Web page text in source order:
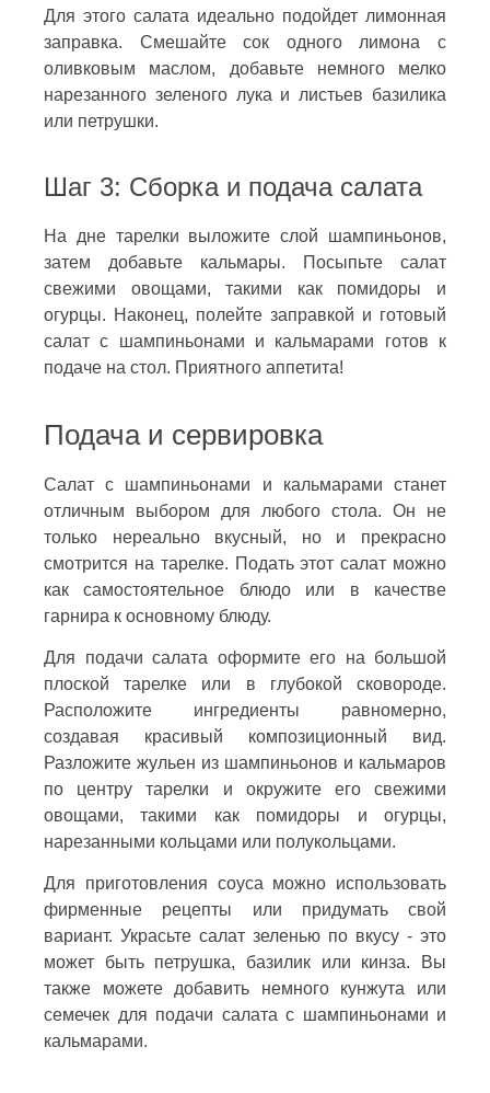
Для этого салата идеально подойдет лимонная
заправка. Смешайте сок одного лимона с
оливковым маслом, добавьте немного мелко
нарезанного зеленого лука и листьев базилика
или петрушки.
Шаг 3: Сборка и подача салата
На дне тарелки выложите слой шампиньонов,
затем добавьте кальмары. Посыпьте салат
свежими овощами, такими как помидоры и
огурцы. Наконец, полейте заправкой и готовый
салат с шампиньонами и кальмарами готов к
подаче на стол. Приятного аппетита!
Подача и сервировка
Салат с шампиньонами и кальмарами станет
отличным выбором для любого стола. Он не
только нереально вкусный, но и прекрасно
смотрится на тарелке. Подать этот салат можно
как самостоятельное блюдо или в качестве
гарнира к основному блюду.
Для подачи салата оформите его на большой
плоской тарелке или в глубокой сковороде.
Расположите ингредиенты равномерно,
создавая красивый композиционный вид.
Разложите жульен из шампиньонов и кальмаров
по центру тарелки и окружите его свежими
овощами, такими как помидоры и огурцы,
нарезанными кольцами или полукольцами.
Для приготовления соуса можно использовать
фирменные рецепты или придумать свой
вариант. Украсьте салат зеленью по вкусу - это
может быть петрушка, базилик или кинза. Вы
также можете добавить немного кунжута или
семечек для подачи салата с шампиньонами и
кальмарами.